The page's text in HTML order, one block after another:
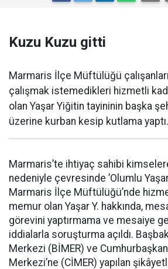
Kuzu Kuzu gitti
Marmaris İlçe Müftülüğü
çalışmak istemedikleri hizmetli
olan Yaşar Yiğitin tayininin başka
üzerine kurban kesip kutlama yaptı.
Marmaris’te ihtiyaç sahibi
nedeniyle çevresinde ’Olumlu
Marmaris İlçe Müftülüğü’nde
memur olan Yaşar Y. hakkında,
görevini yaptırmama ve mesaiye
iddialarla soruşturma açıldı.
Merkezi (BİMER) ve
Merkezi’ne (CİMER) yapılan